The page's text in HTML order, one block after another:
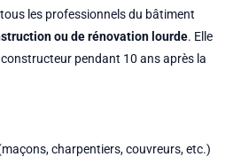
les professionnels du bâtiment
ou de rénovation lourde. Elle
pendant 10 ans après la
charpentiers, couvreurs, etc.)